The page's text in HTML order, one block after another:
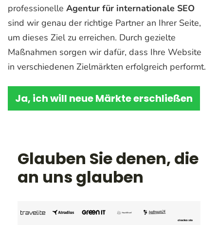
professionelle Agentur für internationale SEO
sind wir genau der richtige Partner an Ihrer Seite,
um dieses Ziel zu erreichen. Durch gezielte
Maßnahmen sorgen wir dafür, dass Ihre Website
in verschiedenen Zielmärkten erfolgreich performt.
Ja, ich will neue Märkte erschließen
Glauben Sie denen, die
an uns glauben